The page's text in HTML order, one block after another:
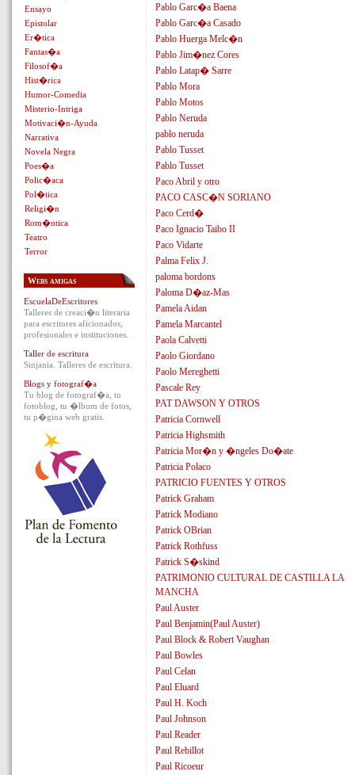
Pablo Garc�a Baena
Pablo Garc�a Casado
Pablo Huerga Melc�n
Pablo Jim�nez Cores
Pablo Latap� Sarre
Pablo Mora
Pablo Motos
Pablo Neruda
pablo neruda
Pablo Tusset
Pablo Tusset
Paco Abril y otro
PACO CASC�N SORIANO
Paco Cerd�
Paco Ignacio Taibo II
Paco Vidarte
Palma Felix J.
paloma bordons
Paloma D�az-Mas
Pamela Aidan
Pamela Marcantel
Paola Calvetti
Paolo Giordano
Paolo Mereghetti
Pascale Rey
PAT DAWSON Y OTROS
Patricia Cornwell
Patricia Highsmith
Patricia Mor�n y �ngeles Do�ate
Patricia Polaco
PATRICIO FUENTES Y OTROS
Patrick Graham
Patrick Modiano
Patrick OBrian
Patrick Rothfuss
Patrick S�skind
PATRIMONIO CULTURAL DE CASTILLA LA
MANCHA
Paul Auster
Paul Benjamin(Paul Auster)
Paul Block & Robert Vaughan
Paul Bowles
Paul Celan
Paul Eluard
Paul H. Koch
Paul Johnson
Paul Reader
Paul Rebillot
Paul Ricoeur
Ensayo
Epistolar
Er�tica
Fantas�a
Filosof�a
Hist�rica
Humor-Comedia
Misterio-Intriga
Motivaci�n-Ayuda
Narrativa
Novela Negra
Poes�a
Polic�aca
Pol�tica
Religi�n
Rom�ntica
Teatro
Terror
Webs amigas
EscuelaDeEscritores
Talleres de creaci�n literaria
para escritores aficionados,
profesionales e instituciones.
Taller de escritura
Sinjania. Talleres de escritura.
Blogs y fotograf�a
Tu blog de fotograf�a, tu
fotoblog, tu �lbum de fotos,
tu p�gina web gratis.